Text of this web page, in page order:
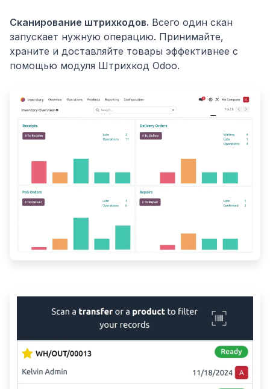
Сканирование штрихкодов. Всего один скан
запускает нужную операцию. Принимайте,
храните и доставляйте товары эффективнее с
помощью модуля Штрихкод Odoo.